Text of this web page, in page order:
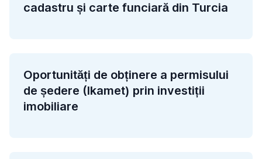
cadastru și carte funciară din Turcia
Oportunități de obținere a permisului
de ședere (Ikamet) prin investiții
imobiliare